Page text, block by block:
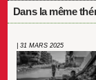
Dans la même
| 31 MARS 2025